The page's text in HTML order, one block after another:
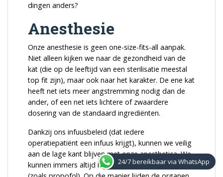
dingen anders?
Anesthesie
Onze anesthesie is geen one-size-fits-all aanpak.
Niet alleen kijken we naar de gezondheid van de
kat (die op de leeftijd van een sterilisatie meestal
top fit zijn), maar ook naar het karakter. De ene kat
heeft net iets meer angstremming nodig dan de
ander, of een net iets lichtere of zwaardere
dosering van de standaard ingrediënten.
Dankzij ons infuusbeleid (dat iedere
operatiepatiënt een infuus krijgt), kunnen we veilig
aan de lage kant blijven met onze anesthetica. We
kunnen immers altijd bijsturen met veilige stofjes
24/7 bereikbaar via WhatsApp